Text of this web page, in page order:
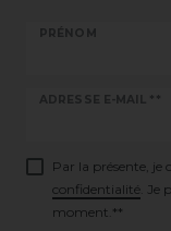
PRÉNOM
ADRESSE E-MAIL **
Par la présente, je
confidentialité .
moment.**